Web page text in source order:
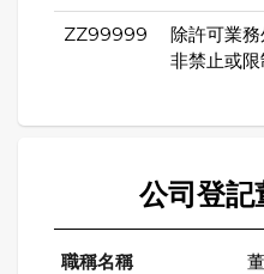
ZZ99999
除許可業
非禁止或
公司登記